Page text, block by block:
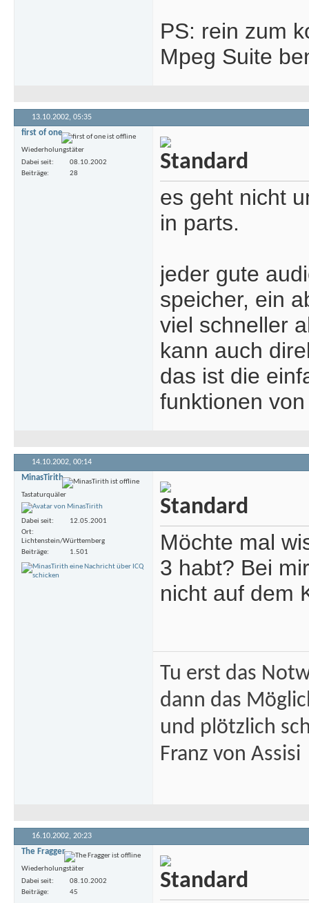
PS: rein zum
Mpeg Suite
13.10.2002, 05:35
first of one
Wiederholungstäter
Dabei seit
08.10.2002
Beiträge
28
es geht nicht
in parts.
jeder gute
speicher, ein
viel schneller
kann auch
das ist die
funktionen
14.10.2002, 00:14
MinasTirith
Tastaturquäler
Dabei seit
12.05.2001
Ort
Lichtenstein/Württemberg
Beiträge
1.501
Möchte mal
3 habt? Bei
nicht auf dem
Tu erst das
dann das
und plötzlich
Franz von Assisi
16.10.2002, 20:23
The Fragger
Wiederholungstäter
Dabei seit
08.10.2002
Beiträge
45